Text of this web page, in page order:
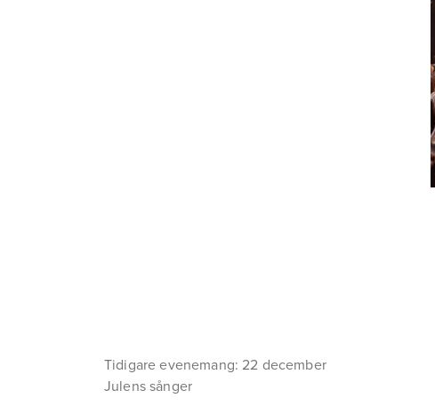
Tidigare evenemang: 22 december
Julens sånger